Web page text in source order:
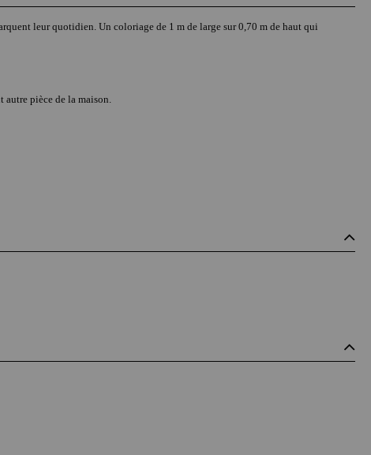
leur quotidien. Un coloriage de 1 m de large sur 0,70 m de haut qui
pièce de la maison.